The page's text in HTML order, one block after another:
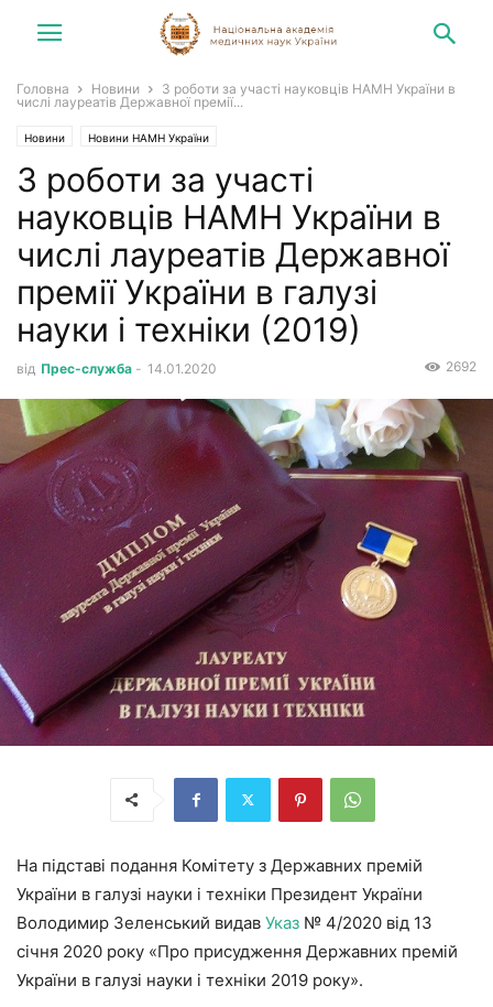
Головна Новини
3 роботи за участі науковців НАМН України в
числі лауреатів Державної премії...
Новини Новини НАМН України
3 роботи за участі
науковців НАМН України в
числі лауреатів Державної
премії України в галузі
науки і техніки (2019)
від Прес-служба - 14.01.2020 2692
На підставі подання Комітету з Державних премій
України в галузі науки і техніки Президент України
Володимир Зеленський видав Указ № 4/2020 від 13
січня 2020 року «Про присудження Державних премій
України в галузі науки і техніки 2019 року».